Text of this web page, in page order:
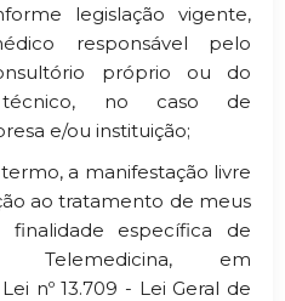
legislação vigente,
responsável pelo
próprio ou do
técnico, no caso de
e/ou instituição;
a manifestação livre
ao tratamento de meus
finalidade específica de
Telemedicina, em
nº 13.709 - Lei Geral de